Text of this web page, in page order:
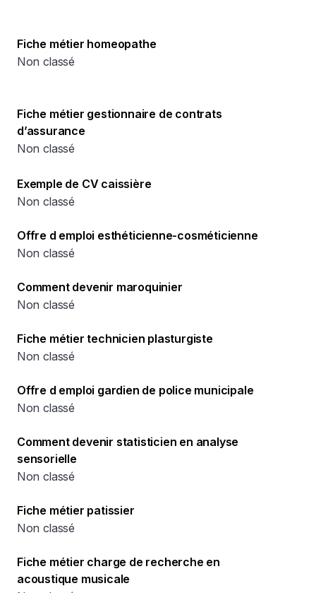
Fiche métier homeopathe
Non classé
Fiche métier gestionnaire de contrats
d’assurance
Non classé
Exemple de CV caissière
Non classé
Offre d emploi esthéticienne-cosméticienne
Non classé
Comment devenir maroquinier
Non classé
Fiche métier technicien plasturgiste
Non classé
Offre d emploi gardien de police municipale
Non classé
Comment devenir statisticien en analyse
sensorielle
Non classé
Fiche métier patissier
Non classé
Fiche métier charge de recherche en
acoustique musicale